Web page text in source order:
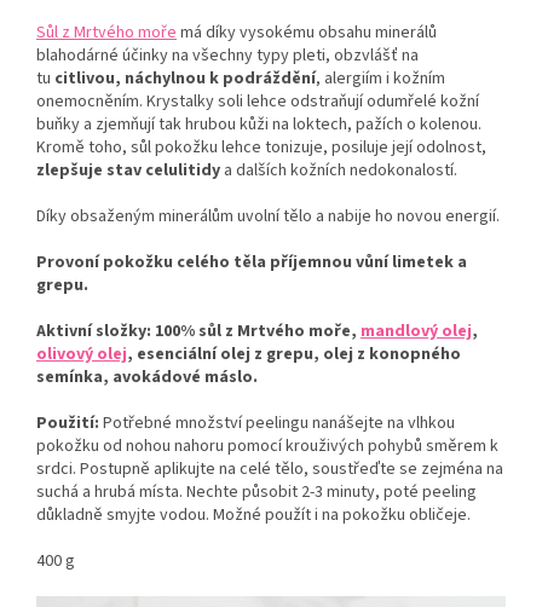
Sůl z Mrtvého moře má díky vysokému obsahu minerálů
blahodárné účinky na všechny typy pleti, obzvlášť na
tu citlivou, náchylnou k podráždění, alergiím i kožním
onemocněním. Krystalky soli lehce odstraňují odumřelé kožní
buňky a zjemňují tak hrubou kůži na loktech, pažích o kolenou.
Kromě toho, sůl pokožku lehce tonizuje, posiluje její odolnost,
zlepšuje stav celulitidy a dalších kožních nedokonalostí.
Díky obsaženým minerálům uvolní tělo a nabije ho novou energií.
Provoní pokožku celého těla příjemnou vůní limetek a
grepu.
Aktivní složky: 100% sůl z Mrtvého moře, mandlový olej,
olivový olej, esenciální olej z grepu, olej z konopného
semínka, avokádové máslo.
Použití: Potřebné množství peelingu nanášejte na vlhkou
pokožku od nohou nahoru pomocí krouživých pohybů směrem k
srdci. Postupně aplikujte na celé tělo, soustřeďte se zejména na
suchá a hrubá místa. Nechte působit 2-3 minuty, poté peeling
důkladně smyjte vodou. Možné použít i na pokožku obličeje.
400 g